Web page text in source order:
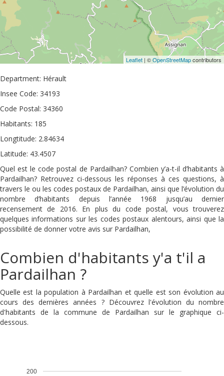
Leaflet | ©OpenStreetMapcontributors
Department: Hérault
Insee Code: 34193
Code Postal: 34360
Habitants: 185
Longtitude: 2.84634
Latitude: 43.4507
Quel est le code postal de Pardailhan? Combien y’a-t-il d’habitants à
Pardailhan? Retrouvez ci-dessous les réponses à ces questions, à
travers le ou les codes postaux de Pardailhan, ainsi que l’évolution du
nombre d’habitants depuis l’année 1968 jusqu’au dernier
recensement de 2016. En plus du code postal, vous trouverez
quelques informations sur les codes postaux alentours, ainsi que la
possibilité de donner votre avis sur Pardailhan,
Combien d'habitants y'a t'il a
Pardailhan ?
Quelle est la population à Pardailhan et quelle est son évolution au
cours des dernières années ? Découvrez l'évolution du nombre
d'habitants de la commune de Pardailhan sur le graphique ci-
dessous.
200